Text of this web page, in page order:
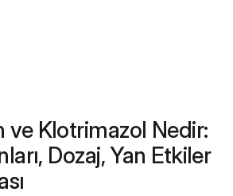
ve Klotrimazol Nedir:
Dozaj, Yan Etkiler